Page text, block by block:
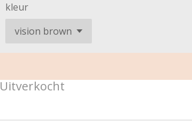
kleur
Uitverkocht